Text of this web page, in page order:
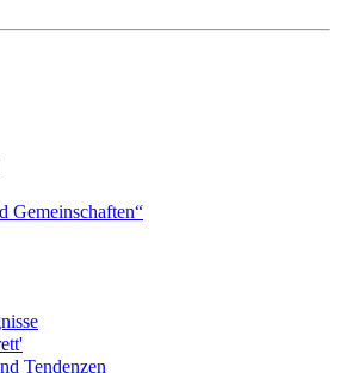
Gemeinschaften“
Tendenzen